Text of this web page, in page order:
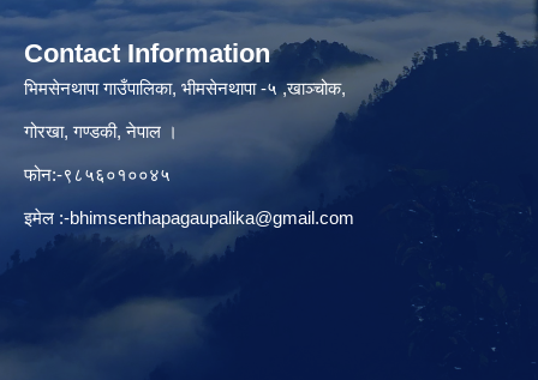
Contact Information
भिमसेनथापा गाउँपालिका, भीमसेनथापा -५ ,खाञ्चोक,
गोरखा, गण्डकी, नेपाल ।
फोन:-९८५६०१००४५
इमेल :-bhimsenthapagaupalika@gmail.com